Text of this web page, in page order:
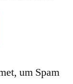
um Spam